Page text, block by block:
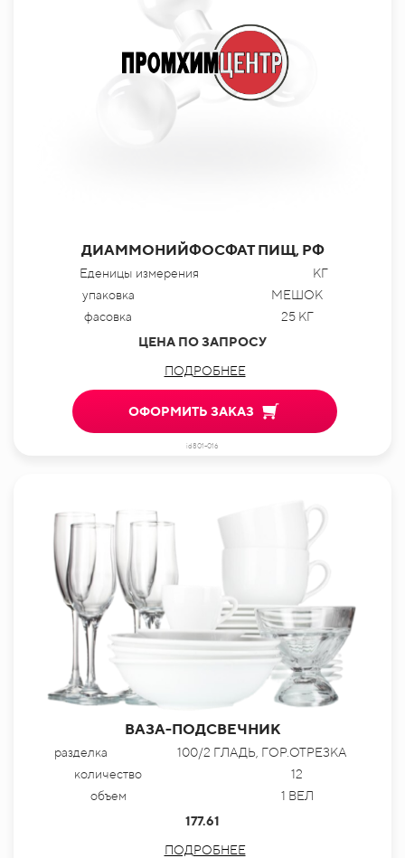
ДИАММОНИЙФОСФАТ ПИЩ, РФ
Еденицы измерения
КГ
упаковка
МЕШОК
фасовка
25 КГ
ЦЕНА ПО ЗАПРОСУ
ПОДРОБНЕЕ
ОФОРМИТЬ ЗАКАЗ
id801-016
ВАЗА-ПОДСВЕЧНИК
разделка
100/2 ГЛАДЬ, ГОР.ОТРЕЗКА
количество
12
объем
1 ВЕЛ
177.61
ПОДРОБНЕЕ